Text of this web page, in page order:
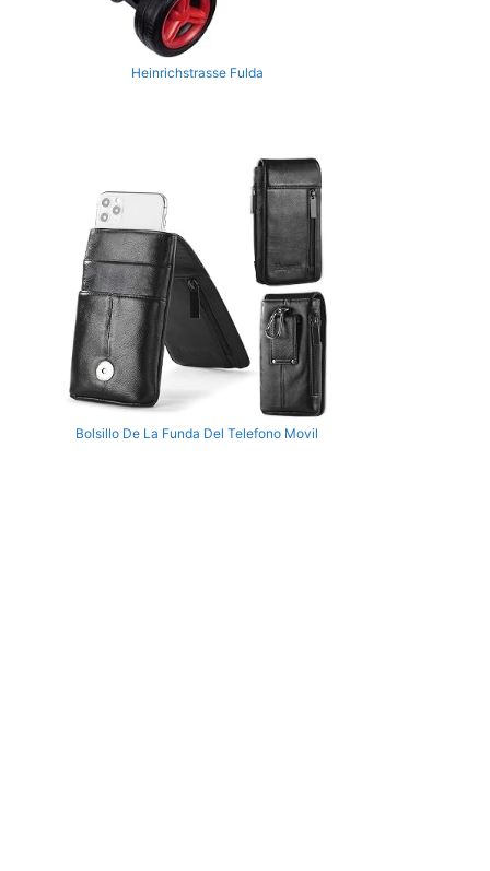
Heinrichstrasse Fulda
Bolsillo De La Funda Del Telefono Movil